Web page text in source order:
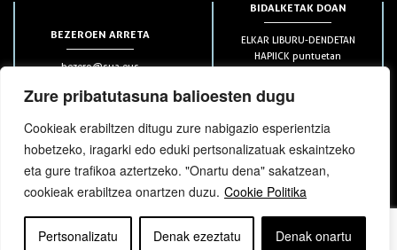
Zure pribatutasuna balioesten dugu
Cookieak erabiltzen ditugu zure nabigazio esperientzia
hobetzeko, iragarki edo eduki pertsonalizatuak eskaintzeko
eta gure trafikoa aztertzeko. "Onartu dena" sakatzean,
cookieak erabiltzea onartzen duzu. Cookie Politika
Pertsonalizatu Denak ezeztatu Denak onartu
BEZEROEN ARRETA
bezero@sua.eus
HARPIDETZAK
BIDALKETAK DOAN
ELKAR LIBURU-DENDETAN
HAPIICK puntuetan
(soilik penintsulan)